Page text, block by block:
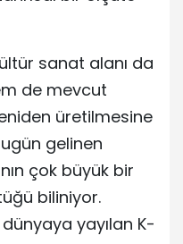
sanat alanı da
de mevcut
üretilmesine
gelinen
çok büyük bir
biliniyor.
yayılan K-